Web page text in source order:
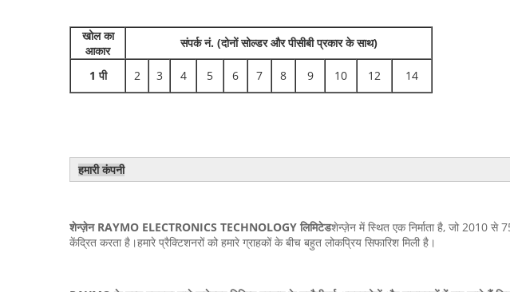
खोल का
आकार
संपर्क नं. (दोनों सोल्डर और पीसीबी प्रकार के साथ)
1 पी 2 3 4 5 6 7 8 9 10 12 14
हमारी कंपनी
शेन्ज़ेन RAYMO ELECTRONICS TECHNOLOGY लिमिटेडशेन्ज़ेन में स्थित एक निर्माता है, जो 2010
केंद्रित करता है।हमारे प्रैक्टिशनरों को हमारे ग्राहकों के बीच बहुत लोकप्रिय सिफारिश मिली है।